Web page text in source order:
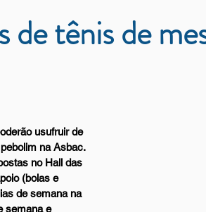
Asbac
de tênis de
usufruir de
na Asbac.
no Hall das
(bolas e
de semana na
semana e